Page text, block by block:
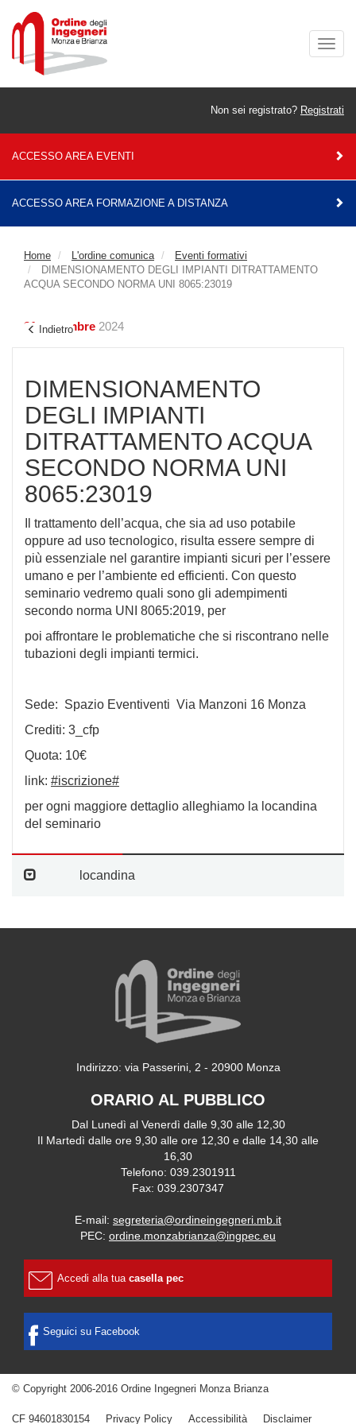
Non sei registrato? Registrati
ACCESSO AREA EVENTI
ACCESSO AREA FORMAZIONE A DISTANZA
Home L'ordine comunica
Eventi formativi
DIMENSIONAMENTO DEGLI IMPIANTI DITRATTAMENTO
ACQUA SECONDO NORMA UNI 8065:23019
21 novembre 2024
Indietro
DIMENSIONAMENTO
DEGLI IMPIANTI
DITRATTAMENTO ACQUA
SECONDO NORMA UNI
8065:23019
Il trattamento dell’acqua, che sia ad uso potabile
oppure ad uso tecnologico, risulta essere sempre di
più essenziale nel garantire impianti sicuri per l’essere
umano e per l’ambiente ed efficienti. Con questo
seminario vedremo quali sono gli adempimenti
secondo norma UNI 8065:2019, per
poi affrontare le problematiche che si riscontrano nelle
tubazioni degli impianti termici.
Sede: Spazio Eventiventi Via Manzoni 16 Monza
Crediti: 3_cfp
Quota: 10€
link: #iscrizione#
per ogni maggiore dettaglio alleghiamo la locandina
del seminario
locandina
Indirizzo: via Passerini, 2 - 20900 Monza
ORARIO AL PUBBLICO
Dal Lunedì al Venerdì dalle 9,30 alle 12,30
Il Martedì dalle ore 9,30 alle ore 12,30 e dalle 14,30 alle
16,30
Telefono: 039.2301911
Fax: 039.2307347
E-mail: segreteria@ordineingegneri.mb.it
PEC: ordine.monzabrianza@ingpec.eu
Accedi alla tua casella pec
Seguici su Facebook
© Copyright 2006-2016 Ordine Ingegneri Monza Brianza
CF 94601830154 Privacy Policy Accessibilità Disclaimer